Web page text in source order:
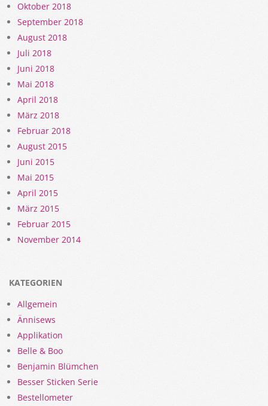
Oktober 2018
September 2018
August 2018
Juli 2018
Juni 2018
Mai 2018
April 2018
März 2018
Februar 2018
August 2015
Juni 2015
Mai 2015
April 2015
März 2015
Februar 2015
November 2014
KATEGORIEN
Allgemein
Ännisews
Applikation
Belle & Boo
Benjamin Blümchen
Besser Sticken Serie
Bestellometer